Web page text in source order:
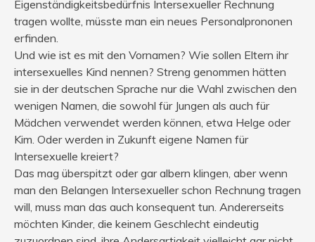
Eigenständigkeitsbedürfnis Intersexueller Rechnung
tragen wollte, müsste man ein neues Personalprononen
erfinden.
Und wie ist es mit den Vornamen? Wie sollen Eltern ihr
intersexuelles Kind nennen? Streng genommen hätten
sie in der deutschen Sprache nur die Wahl zwischen den
wenigen Namen, die sowohl für Jungen als auch für
Mädchen verwendet werden können, etwa Helge oder
Kim. Oder werden in Zukunft eigene Namen für
Intersexuelle kreiert?
Das mag überspitzt oder gar albern klingen, aber wenn
man den Belangen Intersexueller schon Rechnung tragen
will, muss man das auch konsequent tun. Andererseits
möchten Kinder, die keinem Geschlecht eindeutig